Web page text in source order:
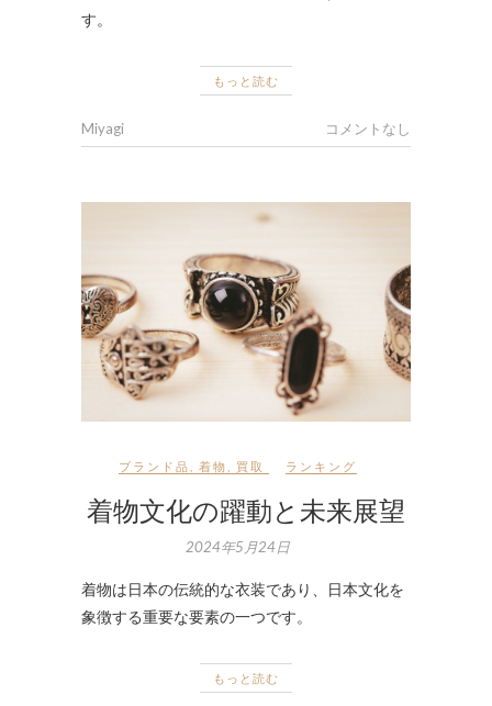
す。
もっと読む
Miyagi コメントなし
ブランド品 着物 買取 ランキング
着物文化の躍動と未来展望
2024年5月24日
着物は日本の伝統的な衣装であり、日本文化を
象徴する重要な要素の一つです。
もっと読む